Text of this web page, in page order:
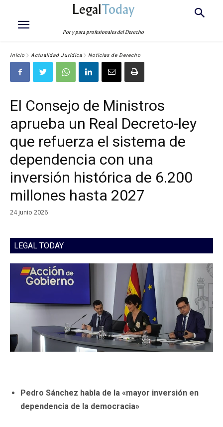
LegalToday
Por y para profesionales del Derecho
Inicio Actualidad Jurídica Noticias de Derecho
El Consejo de Ministros
aprueba un Real Decreto-ley
que refuerza el sistema de
dependencia con una
inversión histórica de 6.200
millones hasta 2027
24 junio 2026
LEGAL TODAY
Pedro Sánchez habla de la «mayor inversión en
dependencia de la democracia»